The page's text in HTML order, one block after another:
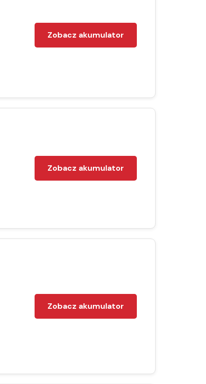
Zobacz akumulator
Zobacz akumulator
Zobacz akumulator